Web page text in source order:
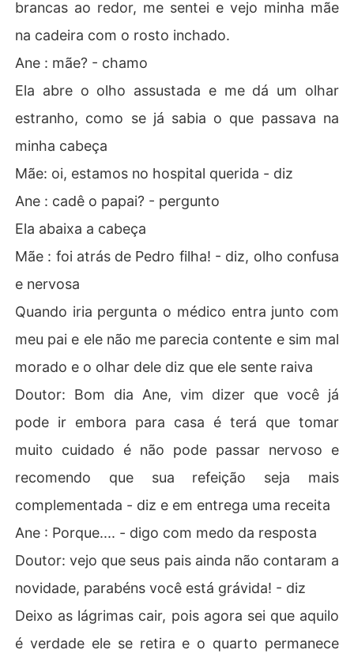
brancas ao redor, me sentei e vejo minha mãe
na cadeira com o rosto inchado.
Ane : mãe? - chamo
Ela abre o olho assustada e me dá um olhar
estranho, como se já sabia o que passava na
minha cabeça
Mãe: oi, estamos no hospital querida - diz
Ane : cadê o papai? - pergunto
Ela abaixa a cabeça
Mãe : foi atrás de Pedro filha! - diz, olho confusa
e nervosa
Quando iria pergunta o médico entra junto com
meu pai e ele não me parecia contente e sim mal
morado e o olhar dele diz que ele sente raiva
Doutor: Bom dia Ane, vim dizer que você já
pode ir embora para casa é terá que tomar
muito cuidado é não pode passar nervoso e
recomendo que sua refeição seja mais
complementada - diz e em entrega uma receita
Ane : Porque.... - digo com medo da resposta
Doutor: vejo que seus pais ainda não contaram a
novidade, parabéns você está grávida! - diz
Deixo as lágrimas cair, pois agora sei que aquilo
é verdade ele se retira e o quarto permanece